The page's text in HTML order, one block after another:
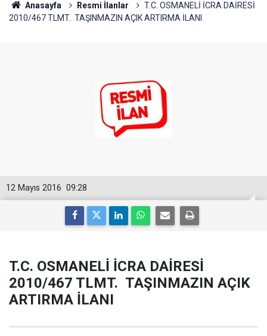
Anasayfa Resmi İlanlar
T.C. OSMANELİ İCRA DAİRESİ
2010/467 TLMT. TAŞINMAZIN AÇIK ARTIRMA İLANI
09:28
12 Mayıs 2016
T.C. OSMANELİ İCRA DAİRESİ
2010/467 TLMT. TAŞINMAZIN AÇIK
ARTIRMA İLANI